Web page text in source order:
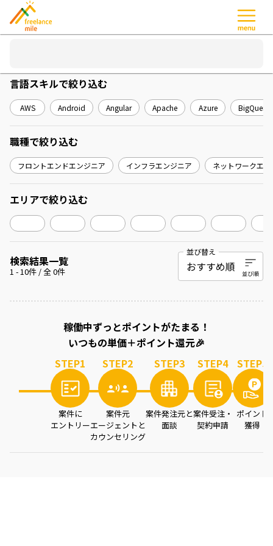
検索結果一覧
1 -10件 / 全0件
並び替え
言語スキルで絞り込む
AWS Android Angular Apache Azure BigQuery
職種で絞り込む
フロントエンドエンジニア インフラエンジニア ネットワークエ
エリアで絞り込む
稼働中ずっとポイントがたまる！
いつもの単価＋ポイント還元🎉
STEP1
案件に
エントリー
STEP2
案件元
エージェントと
カウンセリング
STEP3
案件発注元と
面談
STEP4
案件受注・
契約申請
STEP5
ポイント
獲得